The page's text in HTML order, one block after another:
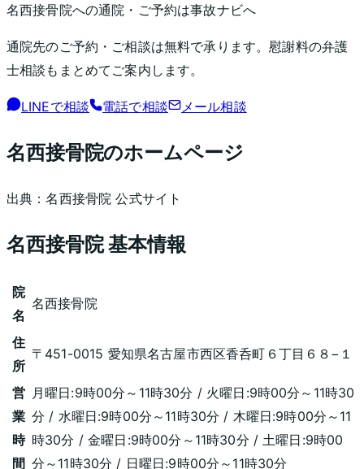
名西接骨院への通院・ご予約は事故ナビへ
通院先のご予約・ご相談は無料で承ります。慰謝料の弁護
士相談もまとめてご案内します。
LINEで相談 電話で相談 メール相談
名西接骨院のホームページ
出典：名西接骨院 公式サイト
名西接骨院基本情報
院
名
名西接骨院
住
所
〒451-0015 愛知県名古屋市西区香呑町６丁目６８−１
営
業
時
間
月曜日:9時00分～11時30分 / 火曜日:9時00分～11時30
分 / 水曜日:9時00分～11時30分 / 木曜日:9時00分～11
時30分 / 金曜日:9時00分～11時30分 / 土曜日:9時00
分～11時30分 / 日曜日:9時00分～11時30分